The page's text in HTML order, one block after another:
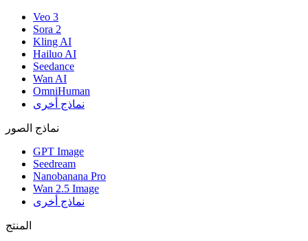
Veo 3
Sora 2
Kling AI
Hailuo AI
Seedance
Wan AI
OmniHuman
نماذج أخرى
نماذج الصور
GPT Image
Seedream
Nanobanana Pro
Wan 2.5 Image
نماذج أخرى
المنتج